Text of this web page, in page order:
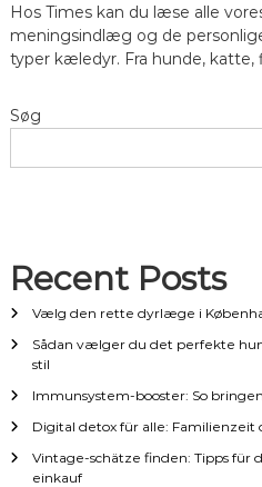
i
a
o
n
t
i
Hos Times kan du læse alle
meningsindlæg og de
typer kæledyr. Fra hunde, katte,
Søg
Recent Posts
Vælg den rette dyrlæge i
Sådan vælger du det perfekte
stil
Immunsystem-booster: So
Digital detox für alle:
Vintage-schätze finden: Tipps für
einkauf